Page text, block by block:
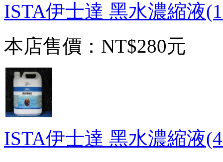
ISTA伊士達 黑水濃縮液
本店售價： NT$280元
ISTA伊士達 黑水濃縮液